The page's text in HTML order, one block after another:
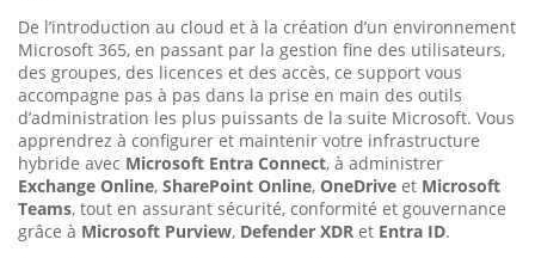
De l’introduction au cloud et à la création d’un environnement
Microsoft 365, en passant par la gestion fine des utilisateurs,
des groupes, des licences et des accès, ce support vous
accompagne pas à pas dans la prise en main des outils
d’administration les plus puissants de la suite Microsoft. Vous
apprendrez à configurer et maintenir votre infrastructure
hybride avec Microsoft Entra Connect, à administrer
Exchange Online, SharePoint Online, OneDrive et Microsoft
Teams, tout en assurant sécurité, conformité et gouvernance
grâce à Microsoft Purview, Defender XDR et Entra ID.